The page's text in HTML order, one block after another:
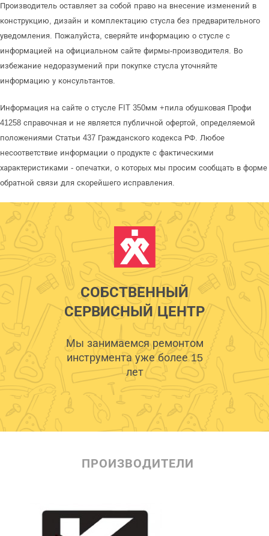
Производитель оставляет за собой право на внесение изменений в
конструкцию, дизайн и комплектацию стусла без предварительного
уведомления. Пожалуйста, сверяйте информацию о стусле с
информацией на официальном сайте фирмы-производителя. Во
избежание недоразумений при покупке стусла уточняйте
информацию у консультантов.
Информация на сайте о стусле FIT 350мм +пила обушковая Профи
41258 справочная и не является публичной офертой, определяемой
положениями Статьи 437 Гражданского кодекса РФ. Любое
несоответствие информации о продукте с фактическими
характеристиками - опечатки, о которых мы просим сообщать в форме
обратной связи для скорейшего исправления.
СОБСТВЕННЫЙ
СЕРВИСНЫЙ ЦЕНТР
Мы занимаемся ремонтом
инструмента уже более 15
лет
ПРОИЗВОДИТЕЛИ